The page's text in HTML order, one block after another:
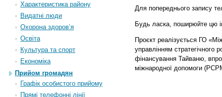
Характеристика району
Видатні люди
Охорона здоров’я
Освіта
Культура та спорт
Економіка
Прийом громадян
Графік особистого прийому
Прямі телефонні лінії
Для попереднього запису
Будь ласка, поширюйте цю
Проєкт реалізується ГО
управлінням стратегічного
фінансування Тайваню,
міжнародної допомоги